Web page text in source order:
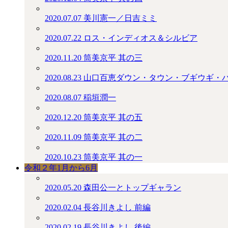
2020.07.07 美川憲一／日吉ミミ
2020.07.22 ロス・インディオス＆シルビア
2020.11.20 筒美京平 其の三
2020.08.23 山口百恵ダウン・タウン・ブギウギ・
2020.08.07 稲垣潤一
2020.12.20 筒美京平 其の五
2020.11.09 筒美京平 其の二
2020.10.23 筒美京平 其の一
令和２年1月から6月
2020.05.20 森田公一とトップギャラン
2020.02.04 長谷川きよし 前編